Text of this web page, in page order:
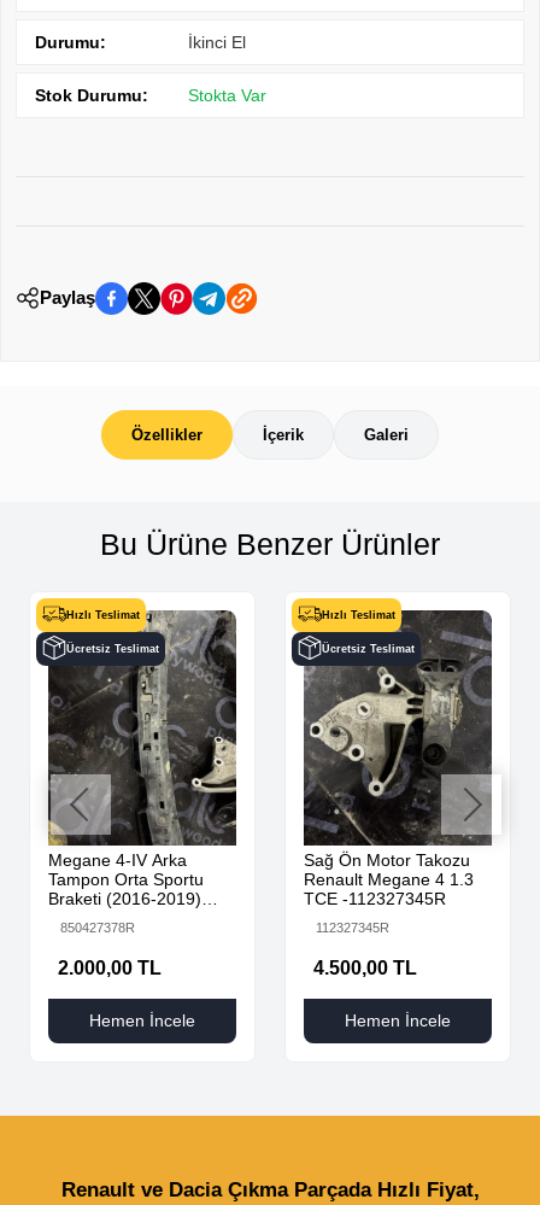
Durumu: İkinci El
Stok Durumu: Stokta Var
Paylaş
Özellikler İçerik Galeri
Bu Ürüne Benzer Ürünler
Hızlı Teslimat
Ücretsiz Teslimat
Megane 4-IV Arka
Tampon Orta Sportu
Braketi (2016-2019)
Mais
850427378R
2.000,00 TL
Hemen İncele
Hızlı Teslimat
Ücretsiz Teslimat
Sağ Ön Motor Takozu
Renault Megane 4 1.3
TCE -112327345R
112327345R
4.500,00 TL
Hemen İncele
Renault ve Dacia Çıkma Parçada Hızlı Fiyat,